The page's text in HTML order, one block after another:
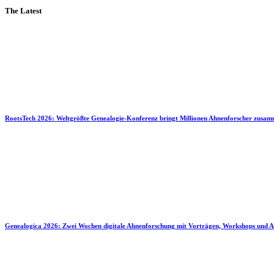
The Latest
RootsTech 2026: Weltgrößte Genealogie-Konferenz bringt Millionen Ahnenforscher
Genealogica 2026: Zwei Wochen digitale Ahnenforschung mit Vorträgen, Workshops und